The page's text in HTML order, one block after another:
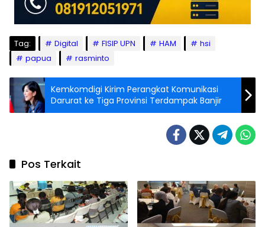
Tag: Digital FISIP UPN HAM
hsi
papua
rasminto
Kemkomdigi Kirim Perangkat Komunikasi
Darurat ke Tiga Provinsi Terdampak Banjir
Pos Terkait